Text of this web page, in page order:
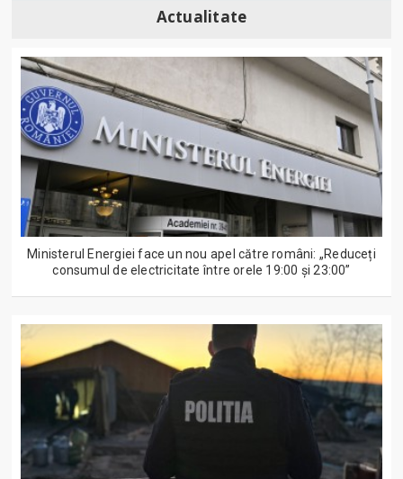
Actualitate
Ministerul Energiei face un nou apel către români: „Reduceți
consumul de electricitate între orele 19:00 și 23:00”